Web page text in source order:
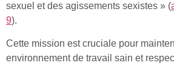
sexuel et des agissements sexistes » (
9).
Cette mission est cruciale pour
environnement de travail sain et